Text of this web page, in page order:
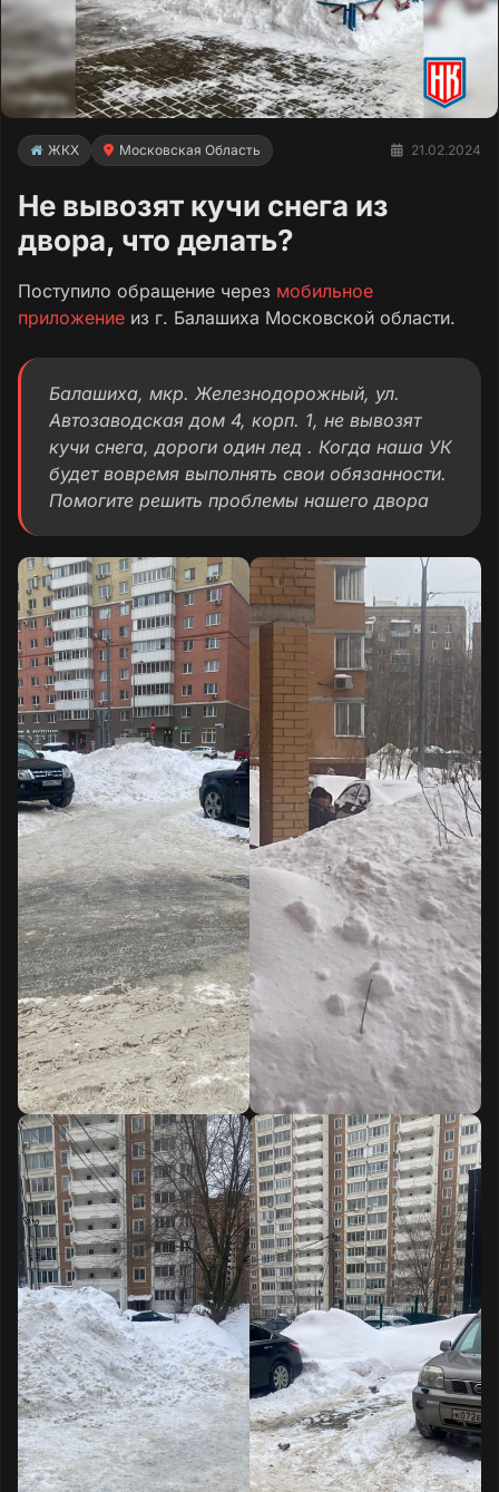
ЖКХ Московская Область 21.02.2024
Не вывозят кучи снега из
двора, что делать?
Поступило обращение через мобильное
приложение из г. Балашиха Московской области.
Балашиха, мкр. Железнодорожный, ул.
Автозаводская дом 4, корп. 1, не вывозят
кучи снега, дороги один лед . Когда наша УК
будет вовремя выполнять свои обязанности.
Помогите решить проблемы нашего двора